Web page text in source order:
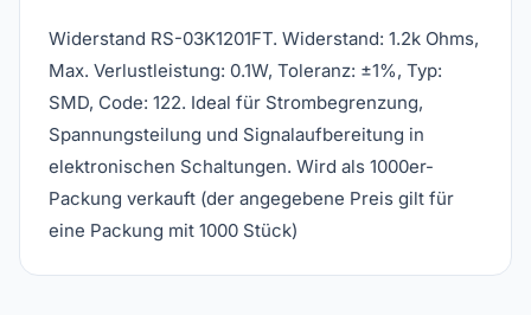
Widerstand RS-03K1201FT. Widerstand: 1.2k Ohms,
Max. Verlustleistung: 0.1W, Toleranz: ±1%, Typ:
SMD, Code: 122. Ideal für Strombegrenzung,
Spannungsteilung und Signalaufbereitung in
elektronischen Schaltungen. Wird als 1000er-
Packung verkauft (der angegebene Preis gilt für
eine Packung mit 1000 Stück)